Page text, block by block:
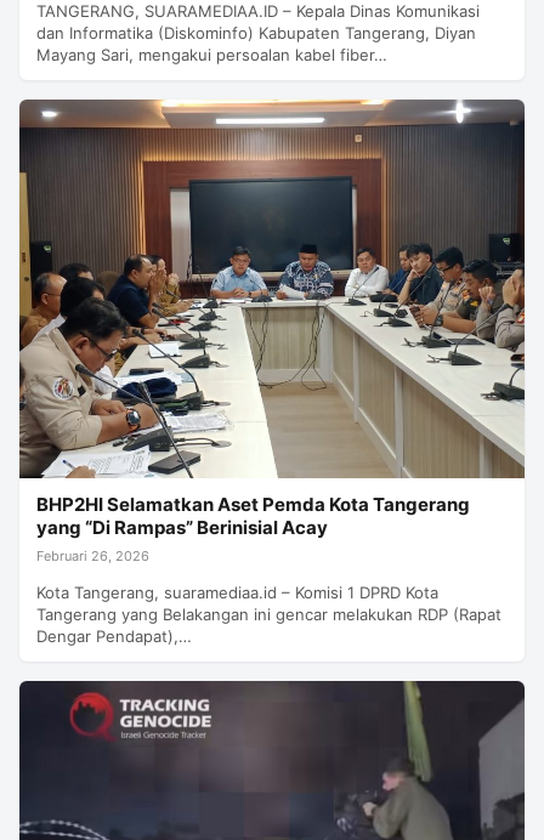
TANGERANG, SUARAMEDIAA.ID – Kepala Dinas Komunikasi
dan Informatika (Diskominfo) Kabupaten Tangerang, Diyan
Mayang Sari, mengakui persoalan kabel fiber…
BHP2HI Selamatkan Aset Pemda Kota Tangerang
yang “Di Rampas” Berinisial Acay
Februari 26, 2026
Kota Tangerang, suaramediaa.id – Komisi 1 DPRD Kota
Tangerang yang Belakangan ini gencar melakukan RDP (Rapat
Dengar Pendapat),…